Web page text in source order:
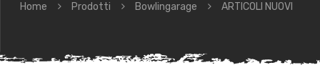
Home Prodotti Bowlingarage ARTICOLI NUOVI